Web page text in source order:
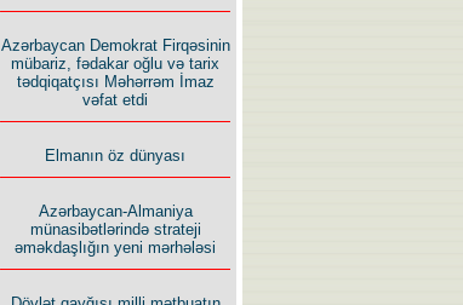
Azərbaycan Demokrat Firqəsinin
mübariz, fədakar oğlu və tarix
tədqiqatçısı Məhərrəm İmaz
vəfat etdi
Elmanın öz dünyası
Azərbaycan-Almaniya
münasibətlərində strateji
əməkdaşlığın yeni mərhələsi